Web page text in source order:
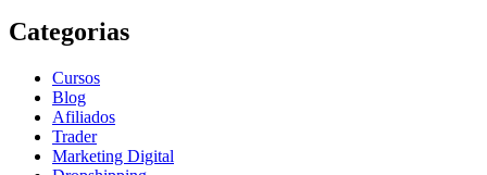
Categorias
Cursos
Blog
Afiliados
Trader
Marketing Digital